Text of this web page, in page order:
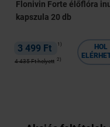
Flonivin Forte élőflóra
kapszula 20 db
3 499 Ft 1)
4 435 Ft helyett 2)
HOL